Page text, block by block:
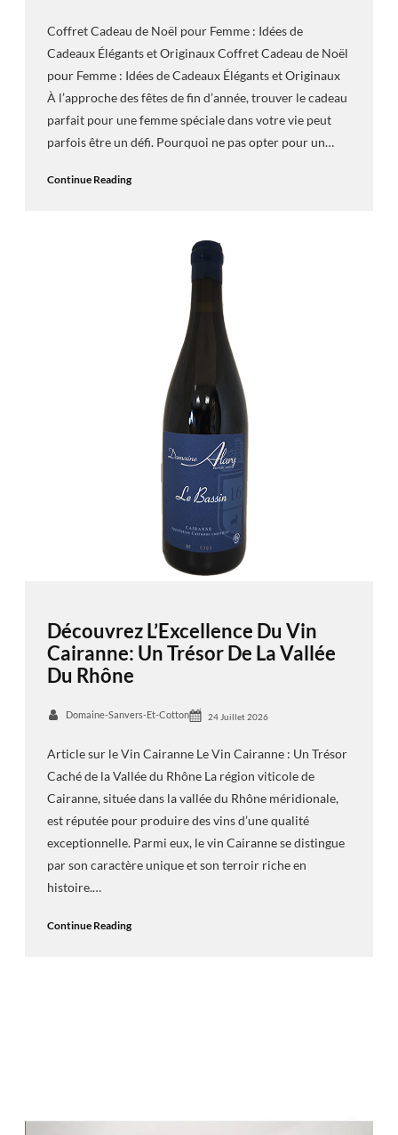
Coffret Cadeau de Noël pour Femme : Idées de
Cadeaux Élégants et Originaux Coffret Cadeau de Noël
pour Femme : Idées de Cadeaux Élégants et Originaux
À l’approche des fêtes de fin d’année, trouver le cadeau
parfait pour une femme spéciale dans votre vie peut
parfois être un défi. Pourquoi ne pas opter pour un…
Continue Reading
Découvrez L’Excellence Du Vin
Cairanne: Un Trésor De La Vallée
Du Rhône
Domaine-Sanvers-Et-Cotton 24 Juillet 2026
Article sur le Vin Cairanne Le Vin Cairanne : Un Trésor
Caché de la Vallée du Rhône La région viticole de
Cairanne, située dans la vallée du Rhône méridionale,
est réputée pour produire des vins d’une qualité
exceptionnelle. Parmi eux, le vin Cairanne se distingue
par son caractère unique et son terroir riche en
histoire.…
Continue Reading